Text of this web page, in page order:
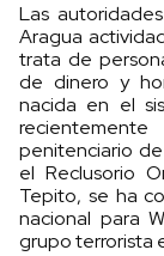
Las
Aragua
trata de
de dinero y
nacida en el
penitenciario
el Reclusorio
Tepito, se ha
nacional para
grupo terrorista